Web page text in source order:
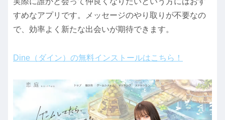
すめなアプリです。メッセージのやり取りが不要なの
で、効率よく新たな出会いが期待できます。
Dine（ダイン）の無料インストールはこちら！